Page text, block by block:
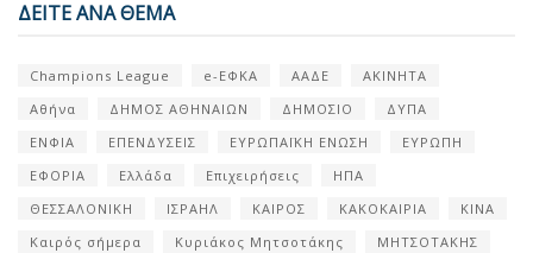
ΔΕΙΤΕ ΑΝΑ ΘΕΜΑ
Champions League e-ΕΦΚΑ ΑΑΔΕ
ΑΚΙΝΗΤΑ
Αθήνα
ΔΗΜΟΣ ΑΘΗΝΑΙΩΝ ΔΗΜΟΣΙΟ
ΔΥΠΑ
ΕΝΦΙΑ
ΕΠΕΝΔΥΣΕΙΣ ΕΥΡΩΠΑΪΚΗ ΕΝΩΣΗ
ΕΥΡΩΠΗ
ΕΦΟΡΙΑ
Ελλάδα Επιχειρήσεις
ΗΠΑ
ΘΕΣΣΑΛΟΝΙΚΗ
ΙΣΡΑΗΛ ΚΑΙΡΟΣ ΚΑΚΟΚΑΙΡΙΑ
ΚΙΝΑ
Καιρός σήμερα
Κυριάκος Μητσοτάκης
ΜΗΤΣΟΤΑΚΗΣ